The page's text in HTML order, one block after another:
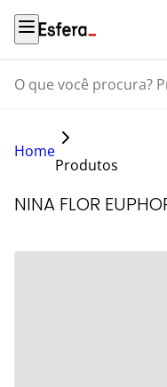
O que você procura?
Home
Produtos
NINA FLOR